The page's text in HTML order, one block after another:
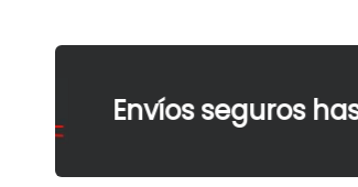
Envíos seguros hasta